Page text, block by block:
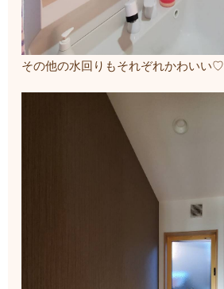
その他の水回りもそれぞれかわいい♡